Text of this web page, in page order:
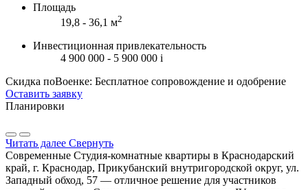
Площадь
19,8 - 36,1 м2
Инвестиционная привлекательность
4 900 000 - 5 900 000 i
Скидка поВоенке: Бесплатное сопровождение и одобрение
Оставить заявку
Планировки
Читать далее Свернуть
Современные Студия-комнатные квартиры в Краснодарский
край, г. Краснодар, Прикубанский внутригородской округ, ул.
Западный обход, 57 — отличное решение для участников